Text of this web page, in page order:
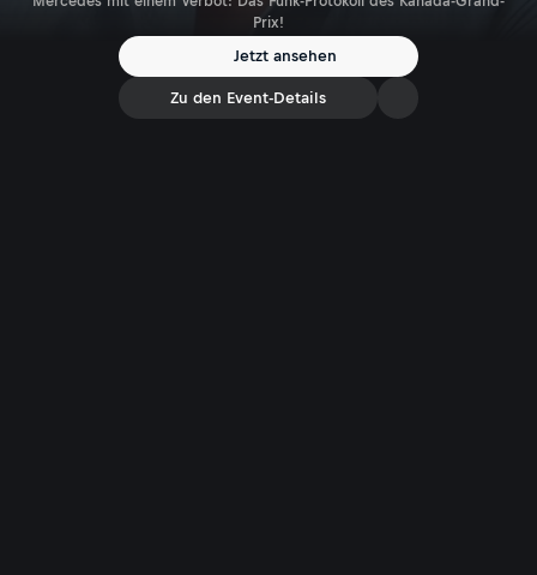
Prix!
Jetzt ansehen
Zu den Event-Details